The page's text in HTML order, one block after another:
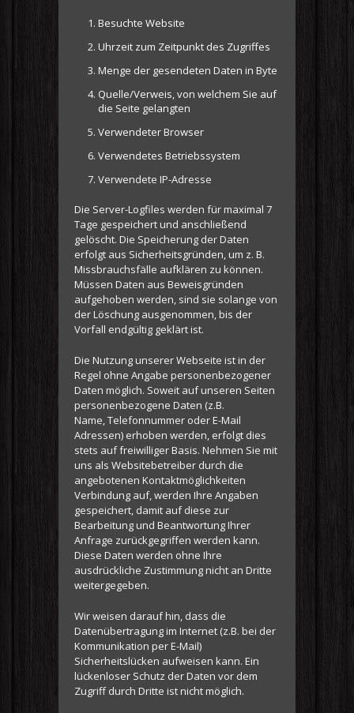
Besuchte Website
Uhrzeit zum Zeitpunkt des Zugriffes
Menge der gesendeten Daten in Byte
Quelle/Verweis, von welchem Sie auf
die Seite gelangten
Verwendeter Browser
Verwendetes Betriebssystem
Verwendete IP-Adresse
Die Server-Logfiles werden für maximal 7
Tage gespeichert und anschließend
gelöscht. Die Speicherung der Daten
erfolgt aus Sicherheitsgründen, um z. B.
Missbrauchsfälle aufklären zu können.
Müssen Daten aus Beweisgründen
aufgehoben werden, sind sie solange von
der Löschung ausgenommen, bis der
Vorfall endgültig geklärt ist.
Die Nutzung unserer Webseite ist in der
Regel ohne Angabe personenbezogener
Daten möglich. Soweit auf unseren Seiten
personenbezogene Daten (z.B.
Name, Telefonnummer oder E-Mail
Adressen) erhoben werden, erfolgt dies
stets auf freiwilliger Basis. Nehmen Sie mit
uns als Websitebetreiber durch die
angebotenen Kontaktmöglichkeiten
Verbindung auf, werden Ihre Angaben
gespeichert, damit auf diese zur
Bearbeitung und Beantwortung Ihrer
Anfrage zurückgegriffen werden kann.
Diese Daten werden ohne Ihre
ausdrückliche Zustimmung nicht an Dritte
weitergegeben.
Wir weisen darauf hin, dass die
Datenübertragung im Internet (z.B. bei der
Kommunikation per E-Mail)
Sicherheitslücken aufweisen kann. Ein
lückenloser Schutz der Daten vor dem
Zugriff durch Dritte ist nicht möglich.